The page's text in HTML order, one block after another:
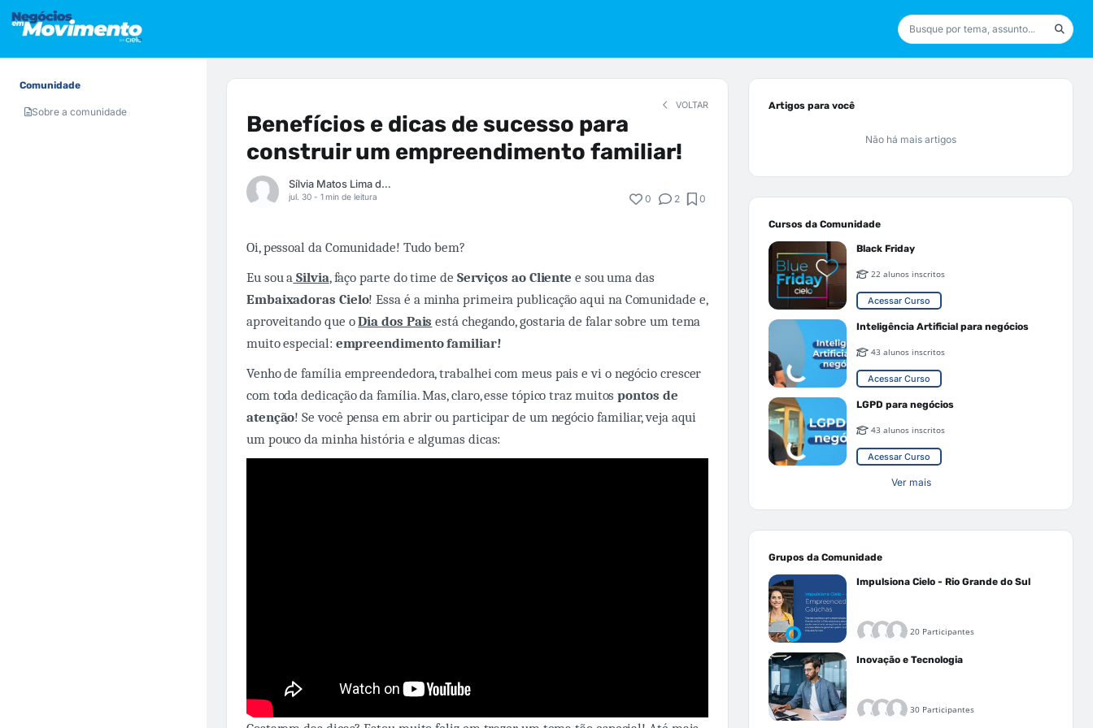
Comunidade
Sobre a comunidade
VOLTAR
Benefícios e dicas de sucesso para
construir um empreendimento familiar!
Sílvia Matos Lima dos Santos
jul. 30 - 1 min de leitura 0 2 0
Oi, pessoal da Comunidade! Tudo bem?
Eu sou a Silvia, faço parte do time de Serviços ao Cliente e sou uma das
Embaixadoras Cielo! Essa é a minha primeira publicação aqui na Comunidade e,
aproveitando que oDia dos Pais está chegando, gostaria de falar sobre um tema
muito especial: empreendimento familiar!
Venho de família empreendedora, trabalhei com meus pais e vi o negócio crescer
com toda dedicação da família. Mas, claro, esse tópico traz muitos pontos de
atenção! Se você pensa em abrir ou participar de um negócio familiar, veja aqui
um pouco da minha história e algumas dicas:
Artigos para você
Não há mais artigos
Cursos da Comunidade
Black Friday
22 alunos inscritos
Acessar Curso
Inteligência Artificial para negócios
43 alunos inscritos
Acessar Curso
LGPD para negócios
43 alunos inscritos
Acessar Curso
Ver mais
Grupos da Comunidade
Impulsiona Cielo - Rio Grande do Sul
20 Participantes
Inovação e Tecnologia
30 Participantes